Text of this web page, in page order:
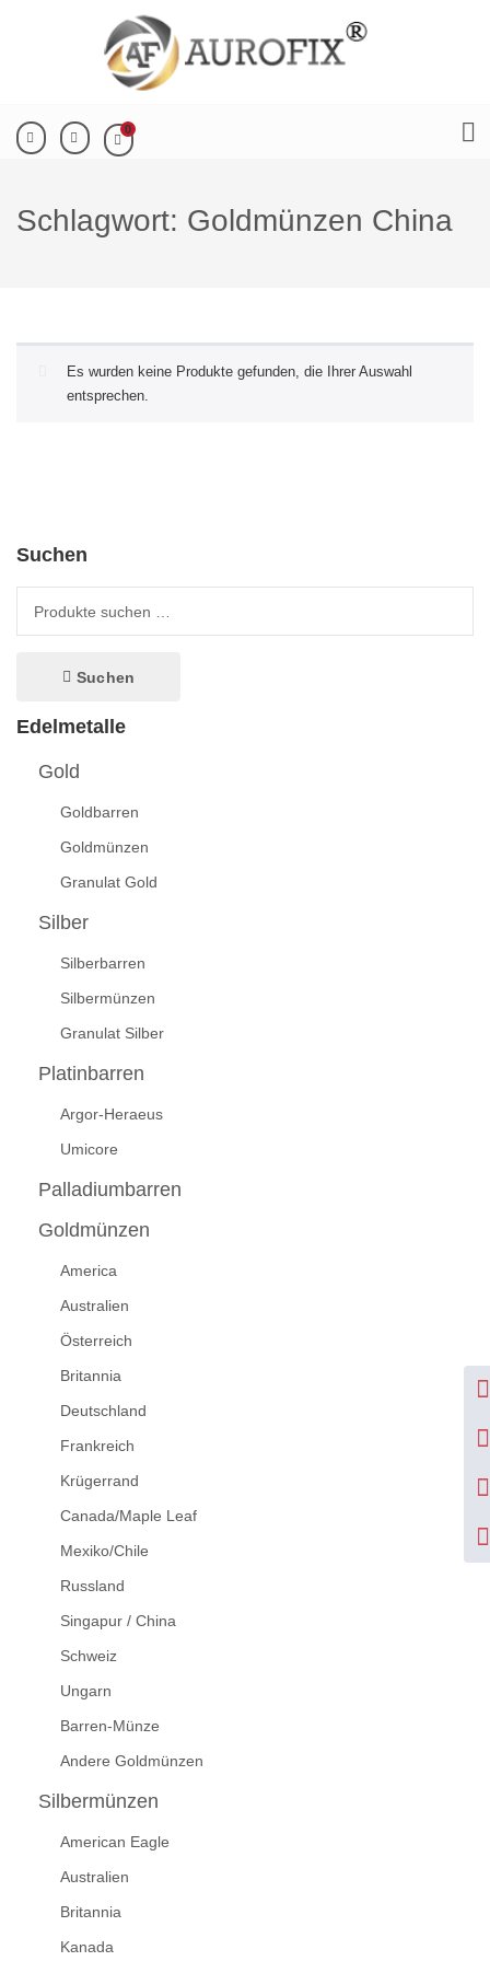
0
Schlagwort: Goldmünzen China
Es wurden keine Produkte gefunden, die Ihrer Auswahl
entsprechen.
Suchen
Suchen
Edelmetalle
Gold
Goldbarren
Goldmünzen
Granulat Gold
Silber
Silberbarren
Silbermünzen
Granulat Silber
Platinbarren
Argor-Heraeus
Umicore
Palladiumbarren
Goldmünzen
America
Australien
Österreich
Britannia
Deutschland
Frankreich
Krügerrand
Canada/Maple Leaf
Mexiko/Chile
Russland
Singapur / China
Schweiz
Ungarn
Barren-Münze
Andere Goldmünzen
Silbermünzen
American Eagle
Australien
Britannia
Kanada